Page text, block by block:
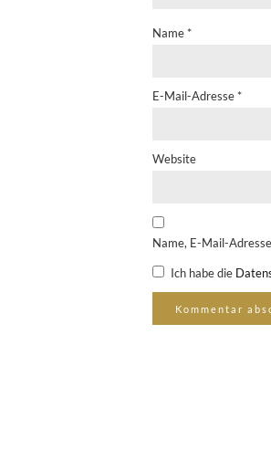
Name *
E-Mail-Adresse *
Website
Name, E-Mail-
Ich habe die